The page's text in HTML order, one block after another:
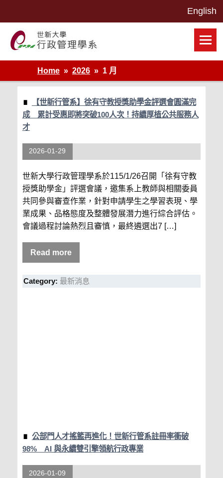
世新大學行政管理學系網站
Home
2026 1 月
【世新行管系】徐有守教授獎助學金評選會圓滿完
成 累計受惠即將突破100人次！持續厚植公共服務人
才
2026-01-29
世新大學行政管理學系於115/1/26召開「徐有守教
授獎助學金」評選會議，邀集系上教師與相關委員
共同參與審查作業，針對申請學生之學習表現、學
業成果、品格態度及整體發展潛力進行綜合評估。
會議過程討論熱烈且審慎，最終遴選出7 […]
Read more
Category: 最新消息
公部門人才搖籃再進化！世新行管系註冊率衝破
98% AI 與永續雙引擎領航行政專業
2026-01-09